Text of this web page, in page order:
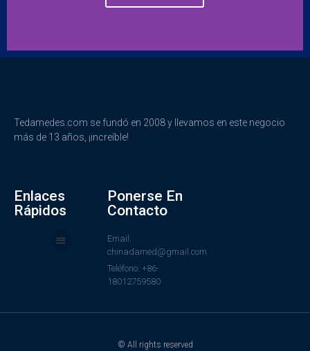
Tedamedes.com se fundó en 2008 y llevamos en este negocio
más de 13 años, ¡increíble!
Enlaces
Rápidos
Ponerse En
Contacto
Email:
chinadamed@gmail.com
Teléfono: +86-
18012759580
© All rights reserved